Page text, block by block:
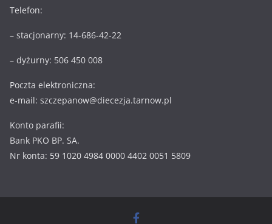
Telefon:
– stacjonarny: 14-686-42-22
– dyżurny: 506 450 008
Poczta elektroniczna:
e-mail: szczepanow@diecezja.tarnow.pl
Konto parafii:
Bank PKO BP. SA.
Nr konta: 59 1020 4984 0000 4402 0051 5809